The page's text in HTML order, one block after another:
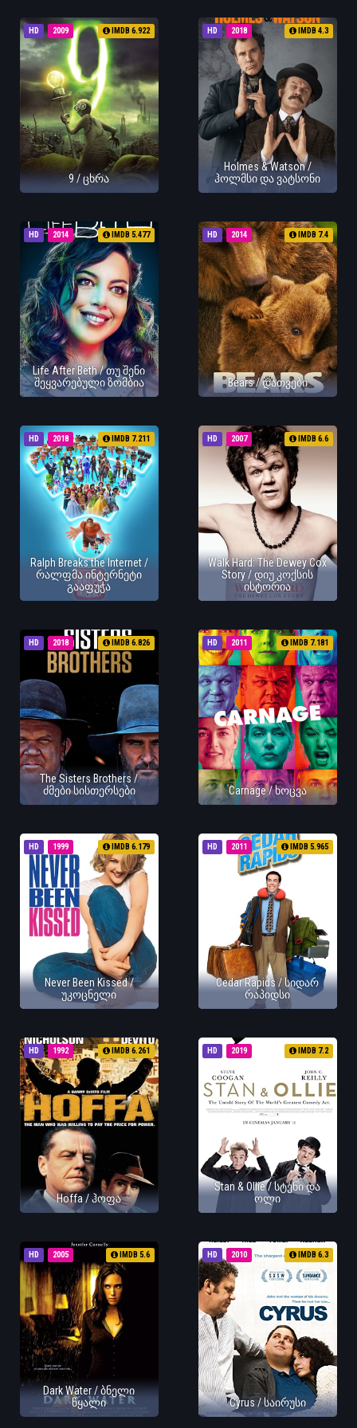
HD 2009 IMDB 6.922
9 / ცხრა
HD 2018 IMDB 4.3
Holmes & Watson /
ჰოლმსი და ვატსონი
HD 2014 IMDB 5.477
Life After Beth / თუ შენი
შეყვარებული ზომბია
HD 2014 IMDB 7.4
Bears / დათვები
HD 2018 IMDB 7.211
Ralph Breaks the Internet /
რალფმა ინტერნეტი
გააფუჭა
HD 2007 IMDB 6.6
Walk Hard: The Dewey Cox
Story / დიუ კოქსის
ისტორია
HD 2018 IMDB 6.826
The Sisters Brothers /
ძმები სისთერსები
HD 2011 IMDB 7.181
Carnage / ხოცვა
HD 1999 IMDB 6.179
Never Been Kissed /
უკოცნელი
HD 2011 IMDB 5.965
Cedar Rapids / სიდარ
რაპიდსი
HD 1992 IMDB 6.261
Hoffa / ჰოფა
HD 2019 IMDB 7.2
Stan & Ollie / სტენი და
ოლი
HD 2005 IMDB 5.6
Dark Water / ბნელი
წყალი
HD 2010 IMDB 6.3
Cyrus / საირუსი